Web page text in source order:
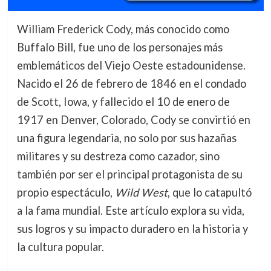
William Frederick Cody, más conocido como
Buffalo Bill, fue uno de los personajes más
emblemáticos del Viejo Oeste estadounidense.
Nacido el 26 de febrero de 1846 en el condado
de Scott, Iowa, y fallecido el 10 de enero de
1917 en Denver, Colorado, Cody se convirtió en
una figura legendaria, no solo por sus hazañas
militares y su destreza como cazador, sino
también por ser el principal protagonista de su
propio espectáculo, Wild West, que lo catapultó
a la fama mundial. Este artículo explora su vida,
sus logros y su impacto duradero en la historia y
la cultura popular.